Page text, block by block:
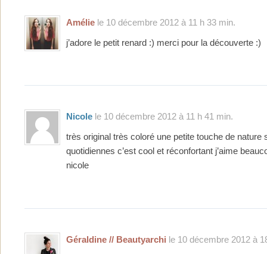
Amélie le 10 décembre 2012 à 11 h 33 min.
j’adore le petit renard :) merci pour la découverte :)
Nicole le 10 décembre 2012 à 11 h 41 min.
très original très coloré une petite touche de nature
quotidiennes c’est cool et réconfortant j’aime
nicole
Géraldine // Beautyarchi le 10 décembre 2012 à